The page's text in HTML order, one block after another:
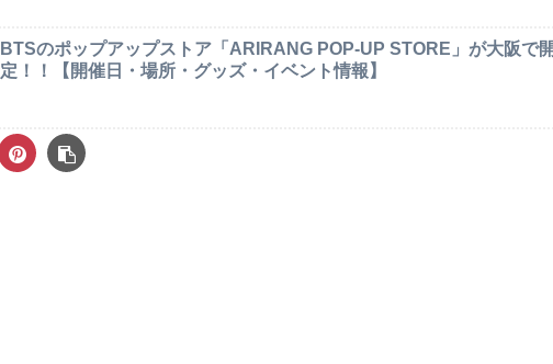
BTSのポップアップストア「ARIRANG POP-UP STORE」が大阪で
定！！【開催日・場所・グッズ・イベント情報】